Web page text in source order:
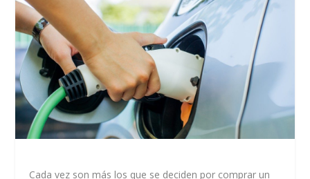
Cada vez son más los que se deciden por comprar un